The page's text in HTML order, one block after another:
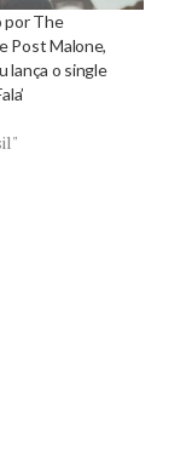
por The
Post Malone,
lança o single